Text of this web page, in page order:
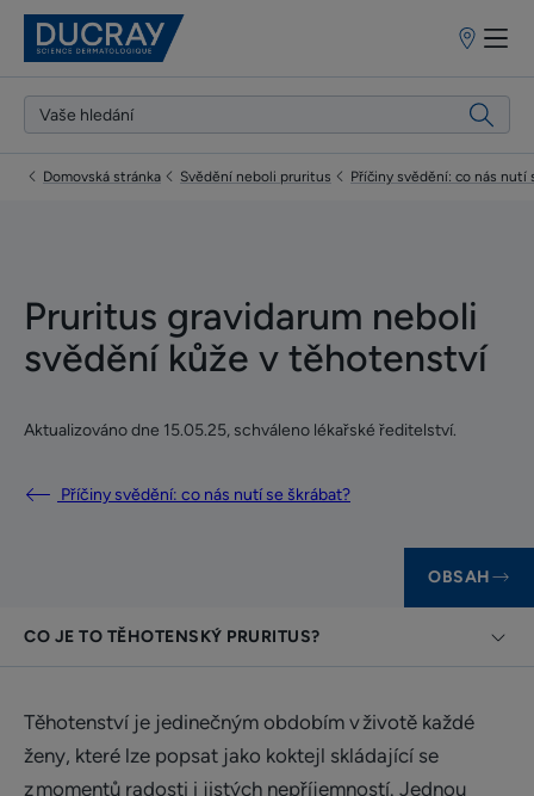
Prodejní
Domovská stránka Svědění neboli pruritus Příčiny svědění: co nás nutí
Pruritus gravidarum neboli
svědění kůže v těhotenství
Aktualizováno dne 15.05.25, schváleno lékařské ředitelství.
Příčiny svědění: co nás nutí se škrábat?
OBSAH
CO JE TO TĚHOTENSKÝ PRURITUS?
Těhotenství je jedinečným obdobím v životě každé
ženy, které lze popsat jako koktejl skládající se
z momentů radosti i jistých nepříjemností. Jednou